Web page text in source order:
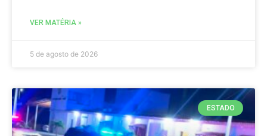
VER MATÉRIA »
5 de agosto de 2026
ESTADO